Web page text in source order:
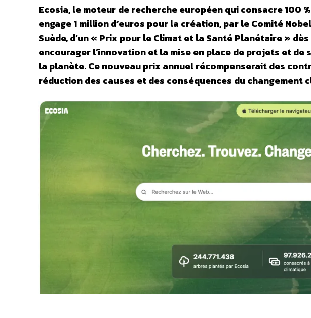
Ecosia, le moteur de recherche européen qui consacre 100
engage 1 million d’euros pour la création, par le Comité
Suède, d’un « Prix pour le Climat et la Santé Planétaire »
encourager l’innovation et la mise en place de projets et
la planète. Ce nouveau prix annuel récompenserait des
réduction des causes et des conséquences du changement